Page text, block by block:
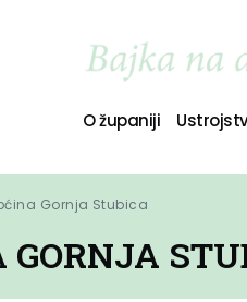
O županiji
Gornja Stubica
GORNJA